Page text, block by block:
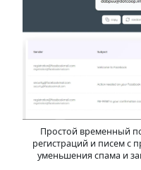
Простой временный
регистраций и писем с
уменьшения спама и